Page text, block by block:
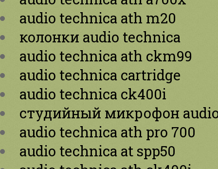
audio technica ath m20
колонки audio technica
audio technica ath ckm99
audio technica cartridge
audio technica ck400i
студийный микрофон
audio technica ath pro 700
audio technica at spp50